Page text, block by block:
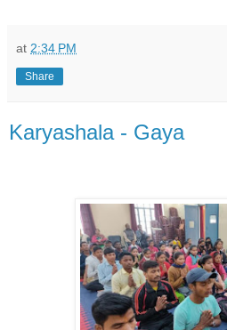
at 2:34 PM
Share
Karyashala - Gaya